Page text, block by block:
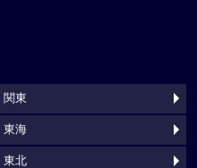
関東
東海
東北